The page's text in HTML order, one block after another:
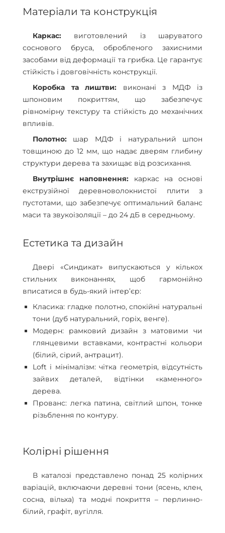
Матеріали та конструкція
Каркас: виготовлений із шаруватого
соснового бруса, обробленого захисними
засобами від деформації та грибка. Це гарантує
стійкість і довговічність конструкції.
Коробка та лиштви: виконані з МДФ із
шпоновим покриттям, що забезпечує
рівномірну текстуру та стійкість до механічних
впливів.
Полотно: шар МДФ і натуральний шпон
товщиною до 12 мм, що надає дверям глибину
структури дерева та захищає від розсихання.
Внутрішнє наповнення:каркас на основі
екструзійної деревноволокнистої плити з
пустотами, що забезпечує оптимальний баланс
маси та звукоізоляції – до 24 дБ в середньому.
Естетика та дизайн
Двері «Синдикат» випускаються у кількох
стильних виконаннях, щоб гармонійно
вписатися в будь-який інтер’єр:
Класика: гладке полотно, спокійні натуральні
тони (дуб натуральний, горіх, венге).
Модерн: рамковий дизайн з матовими чи
глянцевими вставками, контрастні кольори
(білий, сірий, антрацит).
Loft і мінімалізм: чітка геометрія, відсутність
зайвих деталей, відтінки «каменного»
дерева.
Прованс: легка патина, світлий шпон, тонке
різьблення по контуру.
Колірні рішення
В каталозі представлено понад 25 колірних
варіацій, включаючи деревні тони (ясень, клен,
сосна, вільха) та модні покриття – перлинно-
білий, графіт, вугілля.